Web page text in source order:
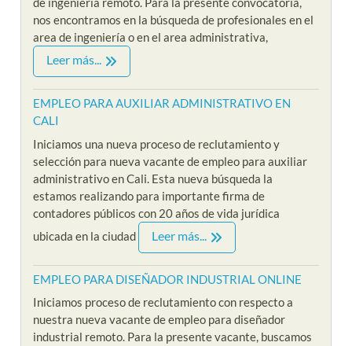
nos encontramos en la búsqueda de profesionales en el
area de ingeniería o en el area administrativa,
Leer más...
EMPLEO PARA AUXILIAR ADMINISTRATIVO EN
CALI
Iniciamos una nueva proceso de reclutamiento y
selección para nueva vacante de empleo para auxiliar
administrativo en Cali. Esta nueva búsqueda la
estamos realizando para importante firma de
contadores públicos con 20 años de vida jurídica
ubicada en la ciudad
Leer más...
EMPLEO PARA DISEÑADOR INDUSTRIAL ONLINE
Iniciamos proceso de reclutamiento con respecto a
nuestra nueva vacante de empleo para diseñador
industrial remoto. Para la presente vacante, buscamos